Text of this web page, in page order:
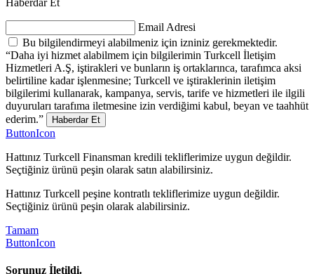
Haberdar Et
Email Adresi
Bu bilgilendirmeyi alabilmeniz için izniniz gerekmektedir.
“Daha iyi hizmet alabilmem için bilgilerimin Turkcell İletişim
Hizmetleri A.Ş, iştirakleri ve bunların iş ortaklarınca, tarafımca aksi
belirtiline kadar işlenmesine; Turkcell ve iştiraklerinin iletişim
bilgilerimi kullanarak, kampanya, servis, tarife ve hizmetleri ile ilgili
duyuruları tarafıma iletmesine izin verdiğimi kabul, beyan ve taahhüt
ederim.”
Haberdar Et
ButtonIcon
Hattınız Turkcell Finansman kredili tekliflerimize uygun değildir.
Seçtiğiniz ürünü peşin olarak satın alabilirsiniz.
Hattınız Turkcell peşine kontratlı tekliflerimize uygun değildir.
Seçtiğiniz ürünü peşin olarak alabilirsiniz.
Tamam
ButtonIcon
Sorunuz İletildi.